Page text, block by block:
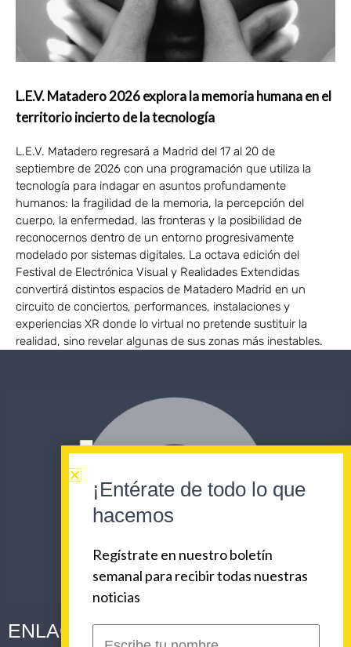
L.E.V. Matadero 2026 explora la memoria humana en el
territorio incierto de la tecnología
L.E.V. Matadero regresará a Madrid del 17 al 20 de
septiembre de 2026 con una programación que utiliza la
tecnología para indagar en asuntos profundamente
humanos: la fragilidad de la memoria, la percepción del
cuerpo, la enfermedad, las fronteras y la posibilidad de
reconocernos dentro de un entorno progresivamente
modelado por sistemas digitales. La octava edición del
Festival de Electrónica Visual y Realidades Extendidas
convertirá distintos espacios de Matadero Madrid en un
circuito de conciertos, performances, instalaciones y
experiencias XR donde lo virtual no pretende sustituir la
realidad, sino revelar algunas de sus zonas más inestables.
ENLACES CORPORATIVOS
¡Entérate de todo lo que
hacemos
Regístrate en nuestro boletín
semanal para recibir todas nuestras
noticias